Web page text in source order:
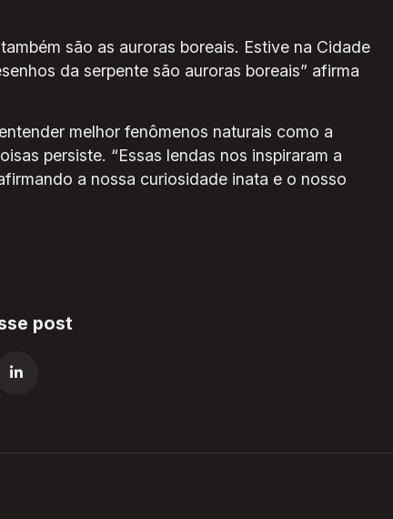
são as auroras boreais. Estive na Cidade
da serpente são auroras boreais” afirma
melhor fenômenos naturais como a
persiste. “Essas lendas nos inspiraram a
a nossa curiosidade inata e o nosso
post
